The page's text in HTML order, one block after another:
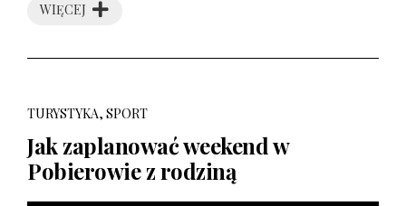
WIĘCEJ
TURYSTYKA, SPORT
Jak zaplanować weekend w
Pobierowie z rodziną